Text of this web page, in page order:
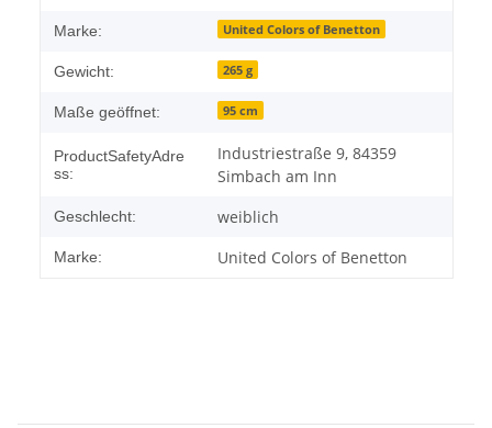
Marke: United Colors of Benetton
Gewicht: 265 g
Maße geöffnet: 95 cm
ProductSafetyAdre
ss:
Industriestraße 9, 84359
Simbach am Inn
Geschlecht: weiblich
Marke: United Colors of Benetton